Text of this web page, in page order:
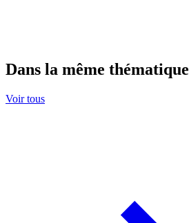
Dans la même thématique
Voir tous